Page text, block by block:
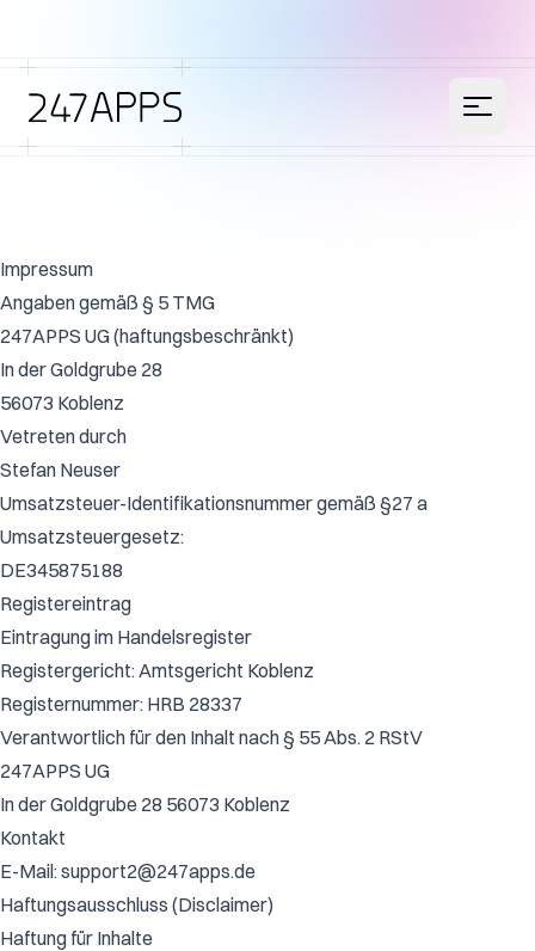
Impressum
Angaben gemäß § 5 TMG
247APPS UG (haftungsbeschränkt)
In der Goldgrube 28
56073 Koblenz
Vetreten durch
Stefan Neuser
Umsatzsteuer-Identifikationsnummer gemäß §27 a
Umsatzsteuergesetz:
DE345875188
Registereintrag
Eintragung im Handelsregister
Registergericht: Amtsgericht Koblenz
Registernummer: HRB 28337
Verantwortlich für den Inhalt nach § 55 Abs. 2 RStV
247APPS UG
In der Goldgrube 28 56073 Koblenz
Kontakt
E-Mail: support2@247apps.de
Haftungsausschluss (Disclaimer)
Haftung für Inhalte